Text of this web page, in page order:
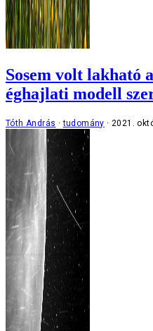
Sosem volt lakható
éghajlati modell
Tóth András tudomány 2021.